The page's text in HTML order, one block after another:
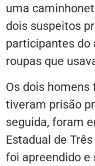
uma
dois suspeitos
participantes do
roupas que
Os dois
tiveram prisão
seguida, foram
Estadual de
foi apreendido e